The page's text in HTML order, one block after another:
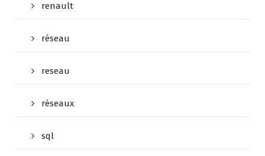
renault
réseau
reseau
réseaux
sql